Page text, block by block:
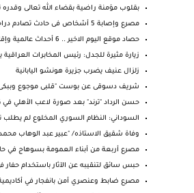
بقلوب مؤمنة راضية بقضاء الله تعالى وقدره
مصرع وإصابة 5 أشخاص فى حادث تصادم دراجتين ناريتين ...
حصاد موقع اليوم الاخير .. 6 أحداث عالمية وإقليمية ...
زيارة مثيرة للجدل: رئيس المخابرات العراقية
زلزال عنيف يضرب جزيرة هونشو اليابانية
شريف دسوقى عن بوست "قلبى موجوع وببكى
حسن الرداد "ترند" بعد صورة لاعب الأهلي
السوداني: النظام السوري المخلوع لم
وفاة شقيق الاستاذه/ "عبير عبد الوهاب
مصرع أربعة من أبناء العمومة بسوهاج في
حبس سائق لتنقيبه عن الآثار باستخدام حفار
مصرع ضابط وعنصري أمن بانفجار في